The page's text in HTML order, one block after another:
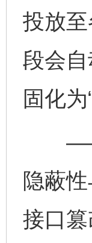
投放
段会
固化
——模
隐蔽
接口